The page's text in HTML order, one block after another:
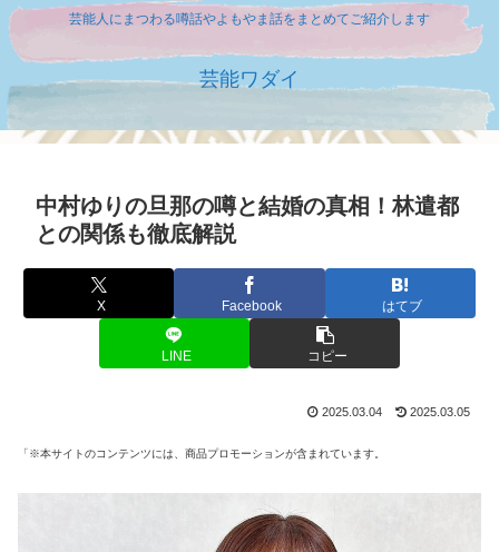
芸能人にまつわる噂話やよもやま話をまとめてご紹介します
芸能ワダイ
中村ゆりの旦那の噂と結婚の真相！林遣都
との関係も徹底解説
X Facebook はてブ
LINE コピー
2025.03.04 2025.03.05
「※本サイトのコンテンツには、商品プロモーションが含まれています。